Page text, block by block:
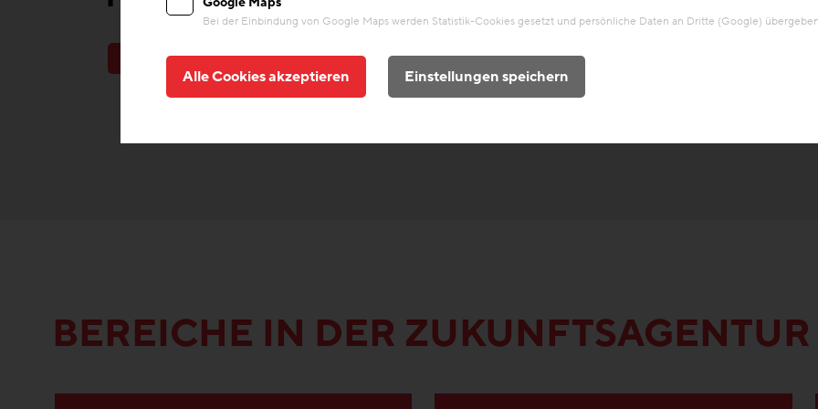
Heizung & Kühlung Baustoffe/Material Speichermasse Bauwirtschaft
Aus/Fortbildung
BEREICHE IN DER ZUKUNFTSAGENTUR
Bei der Einbindung von Google Maps werden Statistik-Cookies gesetzt und persönliche Daten an Dritte (Google)
Alle Cookies akzeptieren Einstellungen speichern